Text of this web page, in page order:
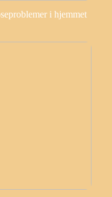
i hjemmet